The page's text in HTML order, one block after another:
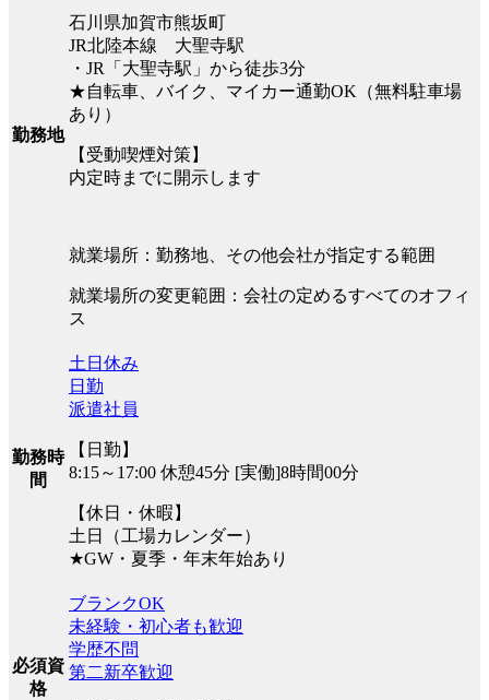
勤務地
石川県加賀市熊坂町
JR北陸本線 大聖寺駅
・JR「大聖寺駅」から徒歩3分
★自転車、バイク、マイカー通勤OK（無料駐車場
あり）
【受動喫煙対策】
内定時までに開示します
就業場所：勤務地、その他会社が指定する範囲
就業場所の変更範囲：会社の定めるすべてのオフィ
ス
勤務時
間
土日休み
日勤
派遣社員
【日勤】
8:15～17:00 休憩45分 [実働]8時間00分
【休日・休暇】
土日（工場カレンダー）
★GW・夏季・年末年始あり
必須資
格
ブランクOK
未経験・初心者も歓迎
学歴不問
第二新卒歓迎